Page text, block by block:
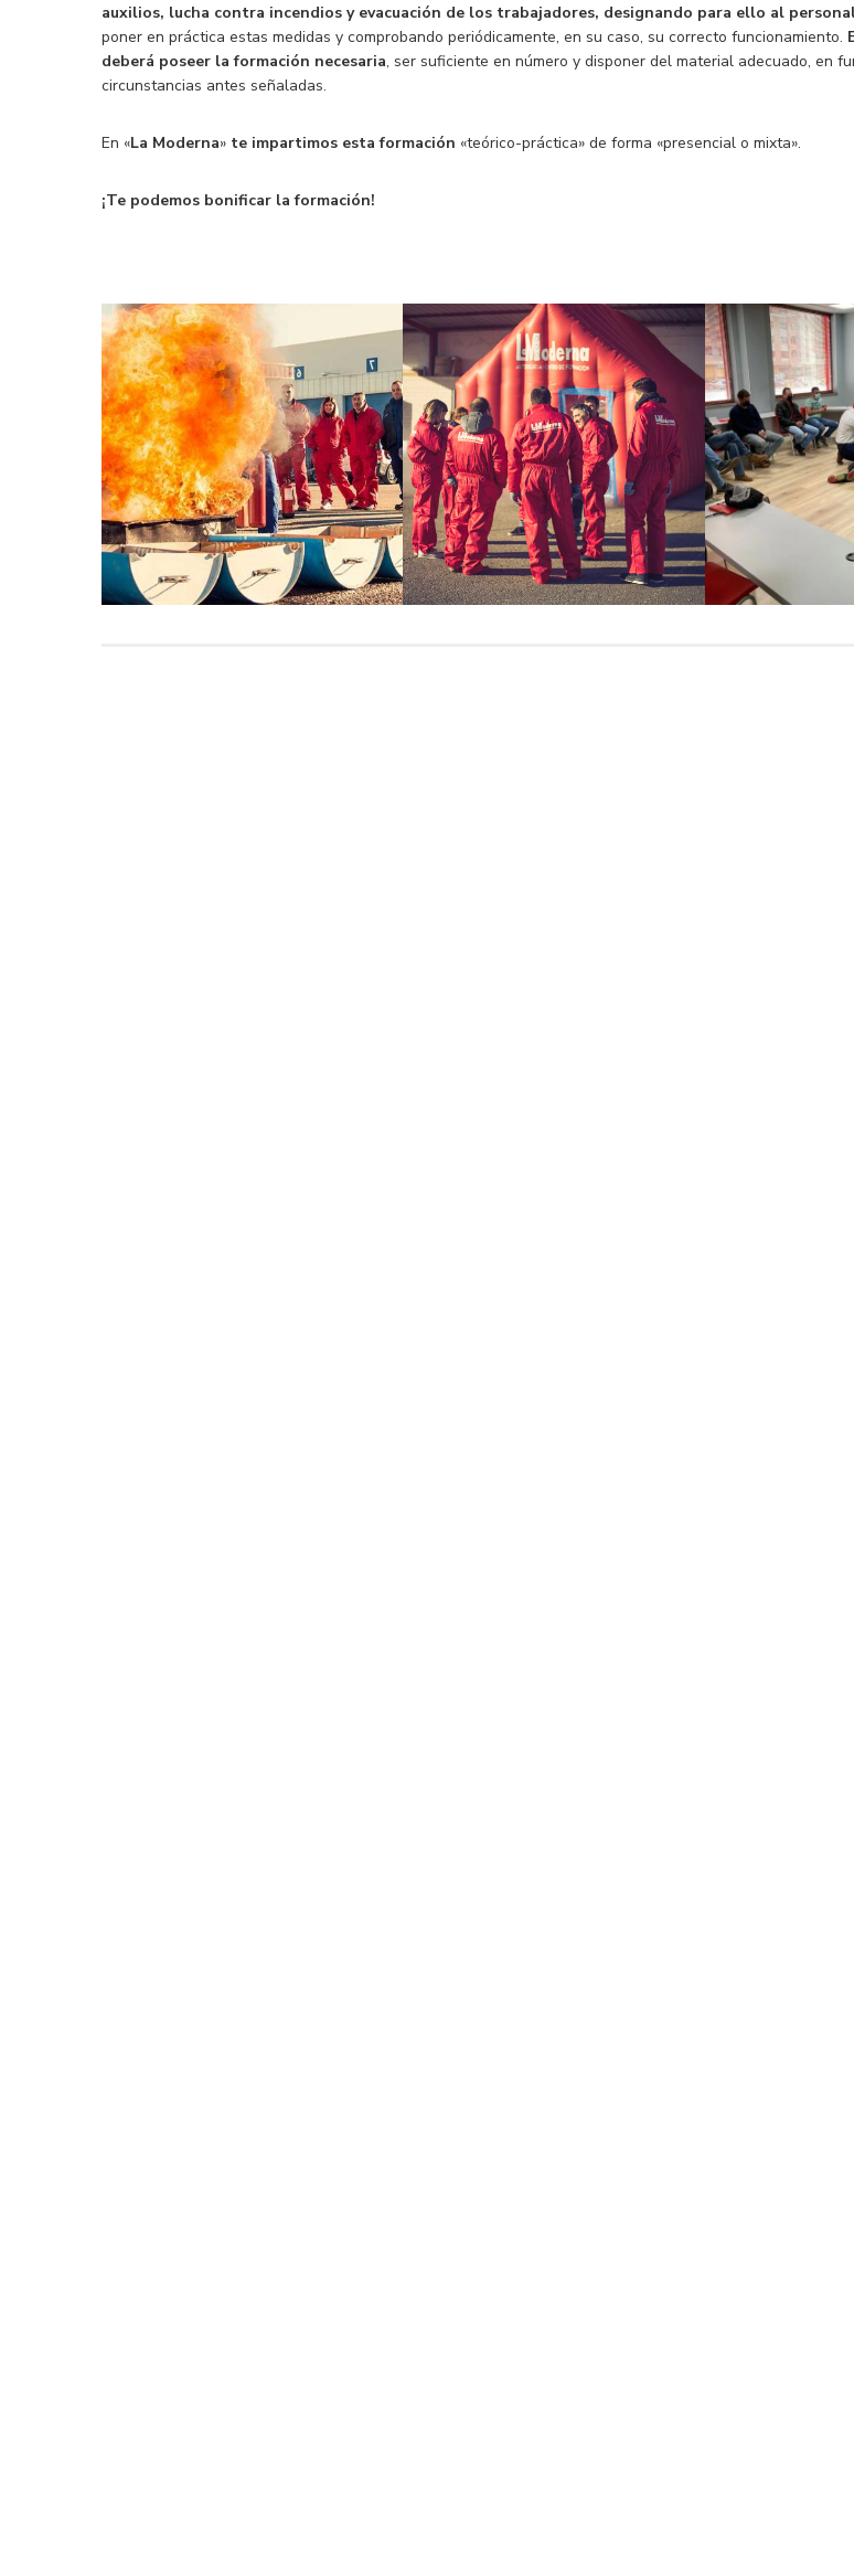
auxilios, lucha contra incendios y evacuación de los trabajadores, designando para ello al
poner en práctica estas medidas y comprobando periódicamente, en su caso, su correcto funcionamiento.
deberá poseer la formación necesaria, ser suficiente en número y disponer del material adecuado, en
circunstancias antes señaladas.
En «La Moderna» te impartimos esta formación «teórico-práctica» de forma «presencial o mixta».
¡Te podemos bonificar la formación!